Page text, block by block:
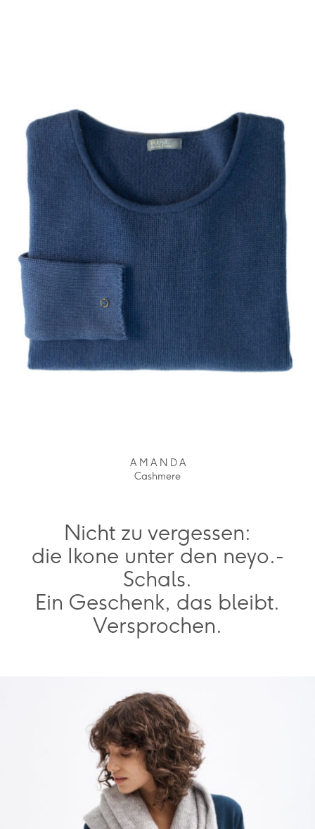
A M A N D A
Cashmere
Nicht zu vergessen:
die Ikone unter den neyo.-
Schals.
Ein Geschenk, das bleibt.
Versprochen.